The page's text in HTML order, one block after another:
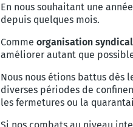
En nous souhaitant une
depuis quelques mois.
Comme organisation
améliorer autant que
Nous nous étions battus dès
diverses périodes de
les fermetures ou la